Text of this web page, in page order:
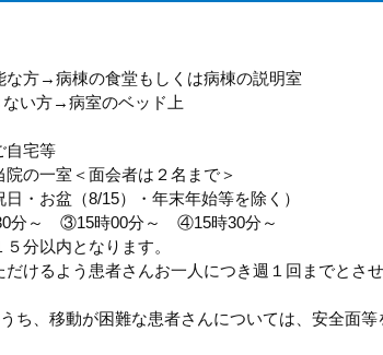
な方→病棟の食堂もしくは病棟の説明室
病室のベッド上
自宅等
の一室＜面会者は２名まで＞
・お盆（8/15）・年末年始等を除く）
分～ ③15時00分～ ④15時30分～
分以内となります。
けるよう患者さんお一人につき週１回までとさ
ち、移動が困難な患者さんについては、安全面